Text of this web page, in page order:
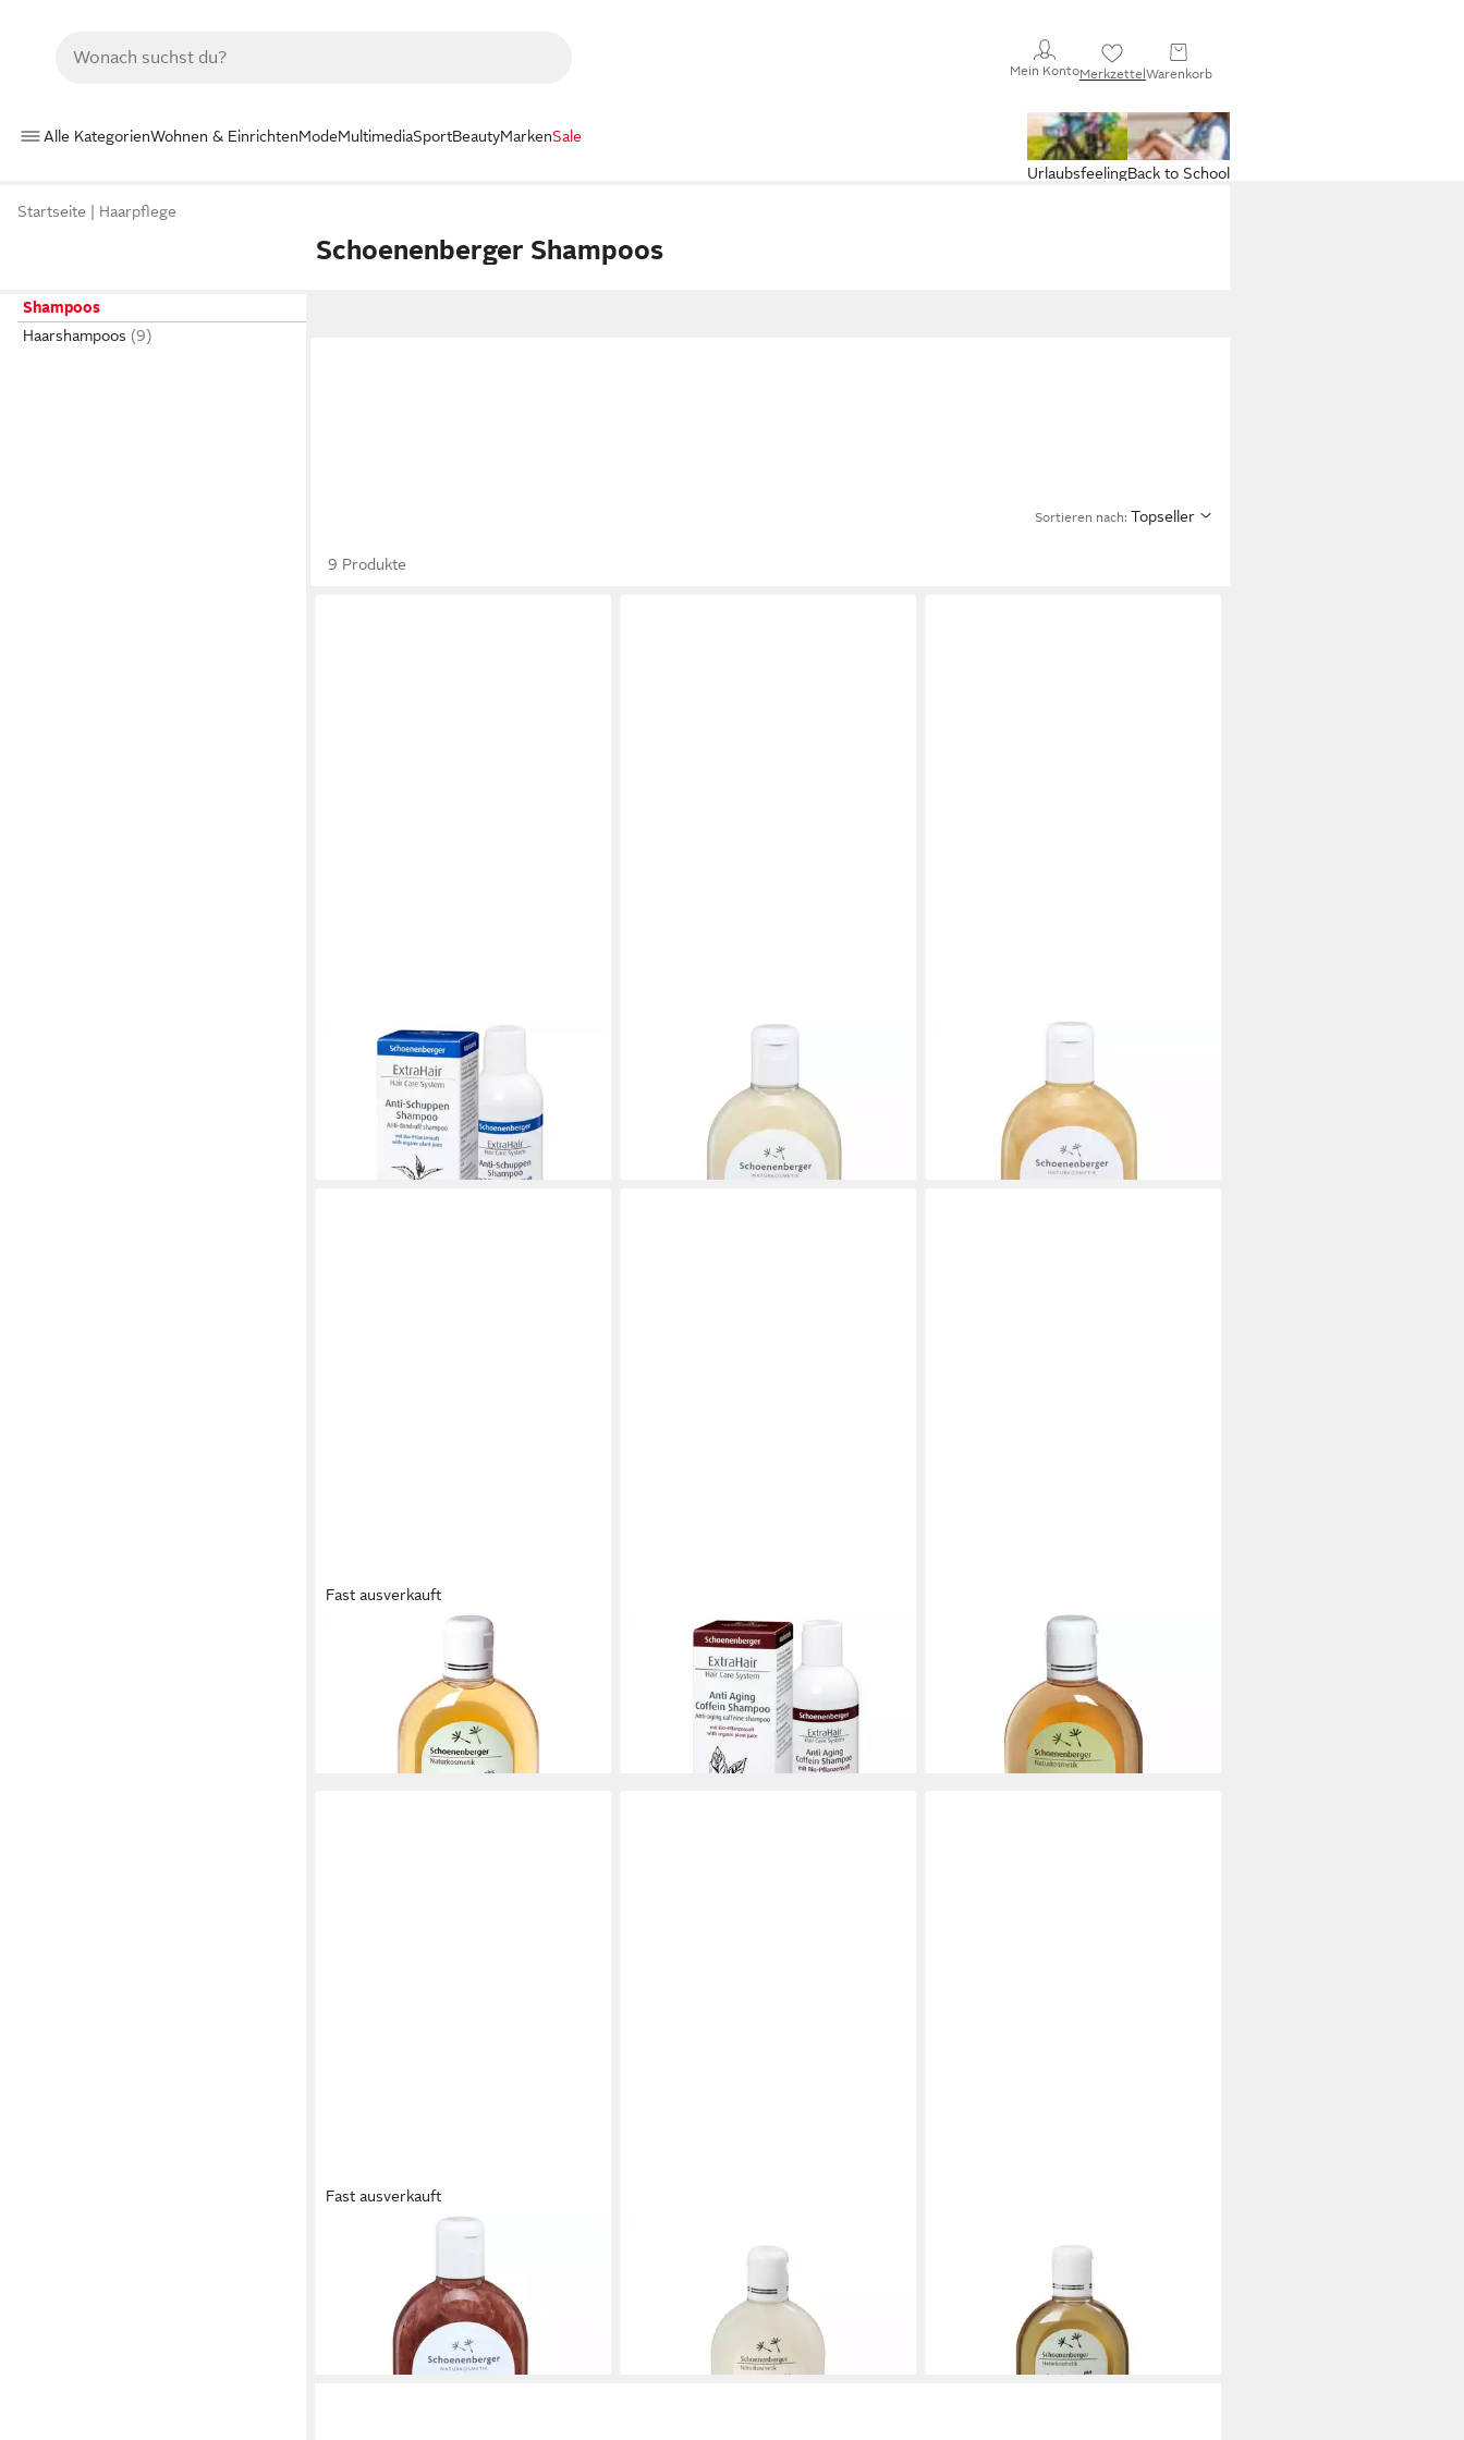
Mein KontoMerkzettelWarenkorb
Alle KategorienWohnen & EinrichtenModeMultimediaSportBeautyMarkenSale
Back to School
Urlaubsfeeling
Startseite Haarpflege
Schoenenberger Shampoos
Shampoos
Haarshampoos
Sortieren nach: Topseller
9 Produkte
SCHOENENBERGER
Haarshampoo Anti-Schuppen
Shampoo, 200 ml
(68,75 €/ 1 l)
lieferbar - in 3-4 Werktagen bei dir
(37,00 €/ 1 l)
lieferbar - in 3-4 Werktagen bei dir
SCHOENENBERGER
Bambus, 250 ml
(37,00 €/ 1 l)
lieferbar - in 3-4 Werktagen bei dir
Fast ausverkauft
Haarshampoo Shampoo plus Birke,
(37,00 €/ 1 l)
lieferbar - in 3-4 Werktagen bei dir
SCHOENENBERGER
Haarshampoo Anti Aging Coffein
Shampoo, 200 ml
(68,75 €/ 1 l)
lieferbar - in 3-4 Werktagen bei dir
SCHOENENBERGER
Haarshampoo Pflegeshampoo plus
Melisse Verbene, 250 ml
(37,00 €/ 1 l)
lieferbar - in 3-4 Werktagen bei dir
Fast ausverkauft
Granatapfel, 250 ml
(37,00 €/ 1 l)
lieferbar - in 3-4 Werktagen bei dir
Haarshampoo Shampoo plus - Aloe
250ml 2er Pack
lieferbar - in 4-5 Werktagen bei dir
Haarshampoo Shampoo plus - Birke
250ml 2er Pack
lieferbar - in 4-5 Werktagen bei dir